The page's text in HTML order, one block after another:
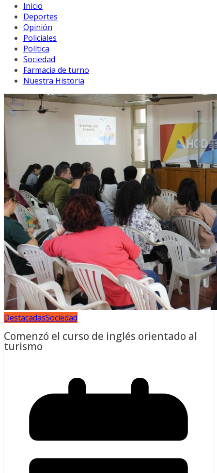
Inicio
Deportes
Opinión
Policiales
Política
Sociedad
Farmacia de turno
Nuestra Historia
DestacadasSociedad
Comenzó el curso de inglés orientado al
turismo